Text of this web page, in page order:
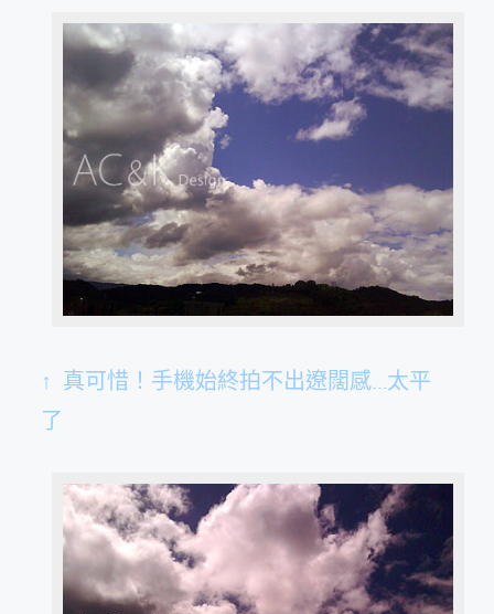
↑ 真可惜！手機始終拍不出遼闊感…太平
了